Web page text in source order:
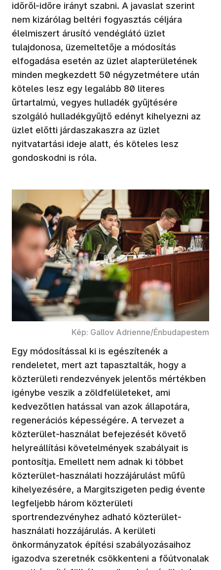
időről-időre irányt szabni. A javaslat szerint
nem kizárólag beltéri fogyasztás céljára
élelmiszert árusító vendéglátó üzlet
tulajdonosa, üzemeltetője a módosítás
elfogadása esetén az üzlet alapterületének
minden megkezdett 50 négyzetmétere után
köteles lesz egy legalább 80 literes
űrtartalmú, vegyes hulladék gyűjtésére
szolgáló hulladékgyűjtő edényt kihelyezni az
üzlet előtti járdaszakaszra az üzlet
nyitvatartási ideje alatt, és köteles lesz
gondoskodni is róla.
Kép: Gallov Adrienne/Énbudapestem
Egy módosítással ki is egészítenék a
rendeletet, mert azt tapasztalták, hogy a
közterületi rendezvények jelentős mértékben
igénybe veszik a zöldfelületeket, ami
kedvezőtlen hatással van azok állapotára,
regenerációs képességére. A tervezet a
közterület-használat befejezését követő
helyreállítási követelmények szabályait is
pontosítja. Emellett nem adnak ki többet
közterület-használati hozzájárulást műfű
kihelyezésére, a Margitszigeten pedig évente
legfeljebb három közterületi
sportrendezvényhez adható közterület-
használati hozzájárulás. A kerületi
önkormányzatok építési szabályozásaihoz
igazodva szeretnék csökkenteni a főútvonalak